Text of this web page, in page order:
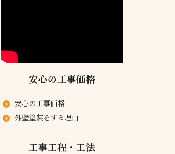
安心の工事価格
安心の工事価格
外壁塗装をする理由
工事工程・工法